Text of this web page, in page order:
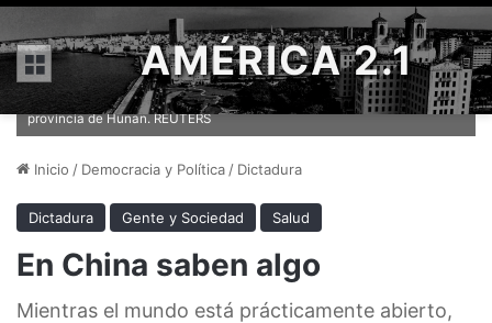
Menú AMÉRICA 2.1
Voluntarios desinfectan una estación de tren en Changsha,
provincia de Hunan. REUTERS
Inicio / Democracia y Política / Dictadura
Dictadura Gente y Sociedad Salud
En China saben algo
Mientras el mundo está prácticamente abierto,